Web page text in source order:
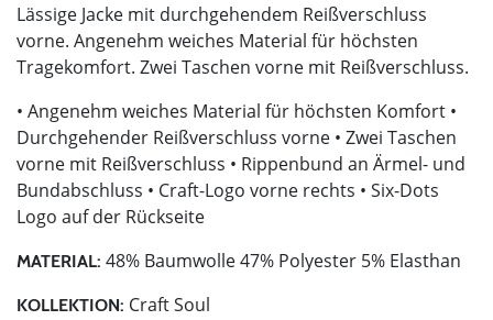
Lässige Jacke mit durchgehendem Reißverschluss
vorne. Angenehm weiches Material für höchsten
Tragekomfort. Zwei Taschen vorne mit Reißverschluss.
• Angenehm weiches Material für höchsten Komfort •
Durchgehender Reißverschluss vorne • Zwei Taschen
vorne mit Reißverschluss • Rippenbund an Ärmel- und
Bundabschluss • Craft-Logo vorne rechts • Six-Dots
Logo auf der Rückseite
MATERIAL: 48% Baumwolle 47% Polyester 5% Elasthan
KOLLEKTION: Craft Soul